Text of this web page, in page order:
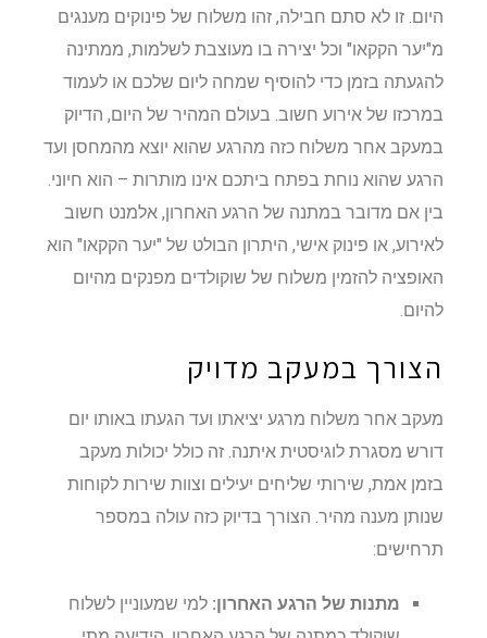
היום. זו לא סתם חבילה, זהו משלוח של פינוקים מענגים
מ"יער הקקאו" וכל יצירה בו מעוצבת לשלמות, ממתינה
להגעתה בזמן כדי להוסיף שמחה ליום שלכם או לעמוד
במרכזו של אירוע חשוב. בעולם המהיר של היום, הדיוק
במעקב אחר משלוח כזה מהרגע שהוא יוצא מהמחסן ועד
הרגע שהוא נוחת בפתח ביתכם אינו מותרות – הוא חיוני.
בין אם מדובר במתנה של הרגע האחרון, אלמנט חשוב
לאירוע, או פינוק אישי, היתרון הבולט של "יער הקקאו" הוא
האופציה להזמין משלוח של שוקולדים מפנקים מהיום
להיום.
הצורך במעקב מדויק
מעקב אחר משלוח מרגע יציאתו ועד הגעתו באותו יום
דורש מסגרת לוגיסטית איתנה. זה כולל יכולות מעקב
בזמן אמת, שירותי שליחים יעילים וצוות שירות לקוחות
שנותן מענה מהיר. הצורך בדיוק כזה עולה במספר
תרחישים:
מתנות של הרגע האחרון:למי שמעוניין לשלוח